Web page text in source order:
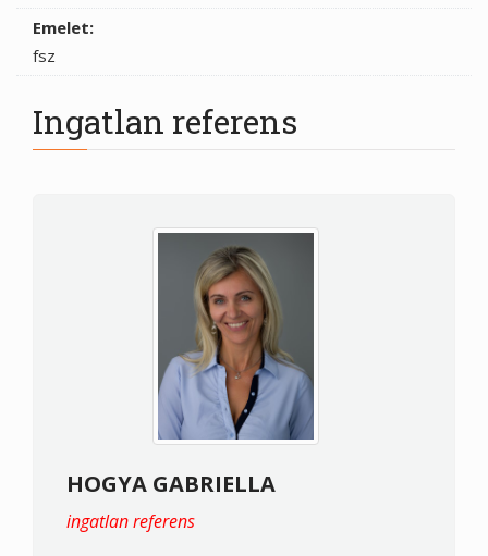
Emelet:
fsz
Ingatlan referens
HOGYA GABRIELLA
ingatlan referens